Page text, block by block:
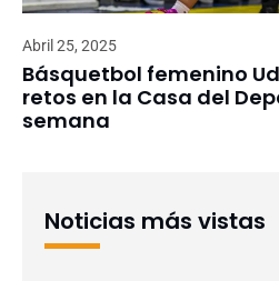
Abril 25, 2025
Básquetbol femenino
retos en la Casa del
semana
Noticias más vistas